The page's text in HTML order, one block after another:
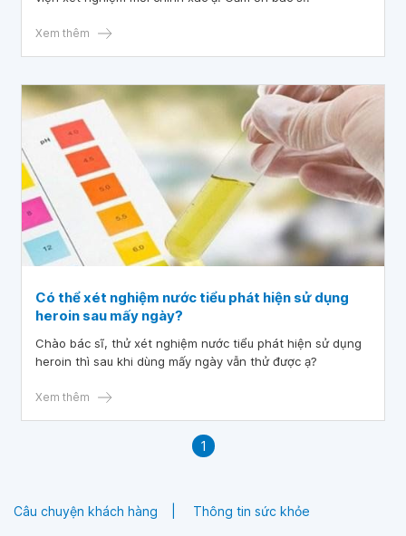
Xem thêm
Có thể xét nghiệm nước tiểu phát hiện sử dụng
heroin sau mấy ngày?
Chào bác sĩ, thử xét nghiệm nước tiểu phát hiện sử dụng
heroin thì sau khi dùng mấy ngày vẫn thử được ạ?
Xem thêm
1
Câu chuyện khách hàng Thông tin sức khỏe